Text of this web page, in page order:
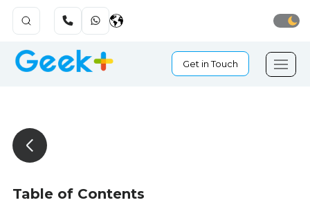
Get in Touch
Table of Contents